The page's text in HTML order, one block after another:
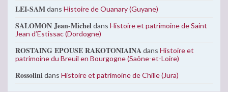
LEI-SAMdans Histoire de Ouanary (Guyane)
SALOMON Jean-Micheldans Histoire et patrimoine de Saint
Jean d’Estissac (Dordogne)
ROSTAING EPOUSE RAKOTONIAINAdans Histoire et
patrimoine du Breuil en Bourgogne (Saône-et-Loire)
Rossolinidans Histoire et patrimoine de Chille (Jura)